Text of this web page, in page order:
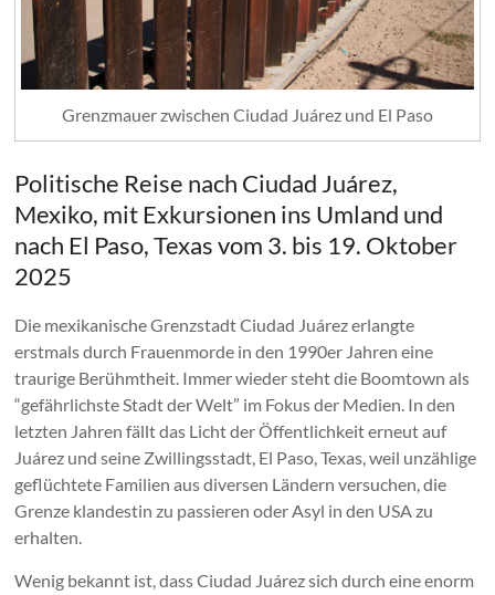
Grenzmauer zwischen Ciudad Juárez und El Paso
Politische Reise nach Ciudad Juárez,
Mexiko, mit Exkursionen ins Umland und
nach El Paso, Texas vom 3. bis 19. Oktober
2025
Die mexikanische Grenzstadt Ciudad Juárez erlangte
erstmals durch Frauenmorde in den 1990er Jahren eine
traurige Berühmtheit. Immer wieder steht die Boomtown als
“gefährlichste Stadt der Welt” im Fokus der Medien. In den
letzten Jahren fällt das Licht der Öffentlichkeit erneut auf
Juárez und seine Zwillingsstadt, El Paso, Texas, weil unzählige
geflüchtete Familien aus diversen Ländern versuchen, die
Grenze klandestin zu passieren oder Asyl in den USA zu
erhalten.
Wenig bekannt ist, dass Ciudad Juárez sich durch eine enorm